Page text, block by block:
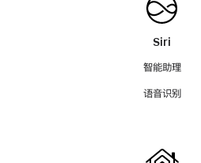
Siri
智能助理
语音识别